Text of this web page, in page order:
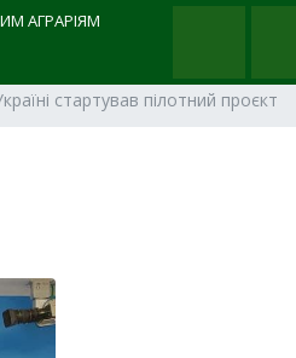
АГРАРІЯМ
стартував пілотний проєкт